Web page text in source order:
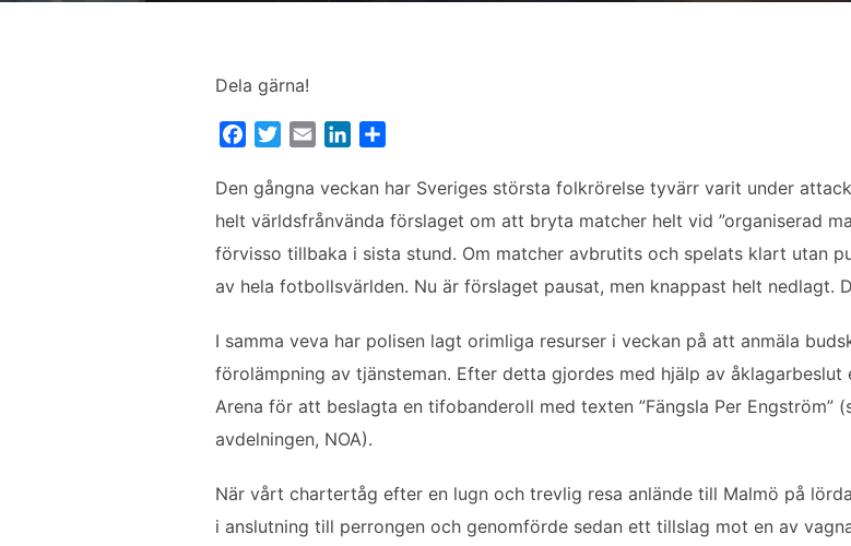
Dela gärna!
c
e
o
o
i
t
e
r
a
i
n
k
d
I
l
a
Den gångna veckan har Sveriges största folkrörelse tyvärr varit under
helt världsfrånvända förslaget om att bryta matcher helt vid ”organiserad
förvisso tillbaka i sista stund. Om matcher avbrutits och spelats klart utan
av hela fotbollsvärlden. Nu är förslaget pausat, men knappast helt nedlagt.
I samma veva har polisen lagt orimliga resurser i veckan på att anmäla
förolämpning av tjänsteman. Efter detta gjordes med hjälp av åklagarbeslut
Arena för att beslagta en tifobanderoll med texten ”Fängsla Per Engström”
avdelningen, NOA).
När vårt chartertåg efter en lugn och trevlig resa anlände till Malmö på
i anslutning till perrongen och genomförde sedan ett tillslag mot en av